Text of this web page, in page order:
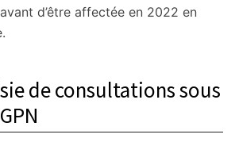
d’être affectée en 2022 en
de consultations sous